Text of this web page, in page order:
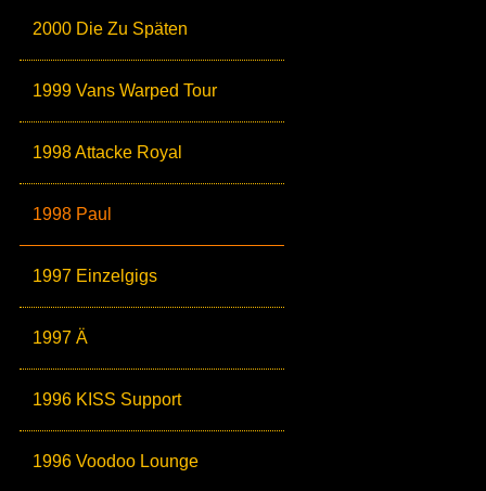
2000 Die Zu Späten
1999 Vans Warped Tour
1998 Attacke Royal
1998 Paul
1997 Einzelgigs
1997 Ä
1996 KISS Support
1996 Voodoo Lounge